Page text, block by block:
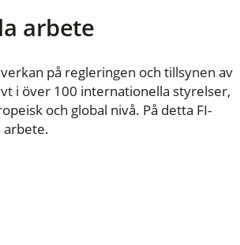
arbete
på regleringen och tillsynen av
i över 100 internationella styrelser,
och global nivå. På detta FI-